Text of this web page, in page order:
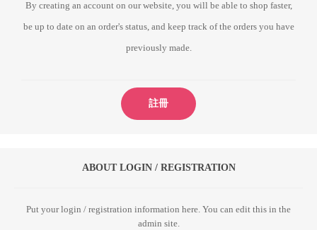
By creating an account on our website, you will be able to shop faster,
be up to date on an order's status, and keep track of the orders you have
previously made.
註冊
ABOUT LOGIN / REGISTRATION
Put your login / registration information here. You can edit this in the
admin site.